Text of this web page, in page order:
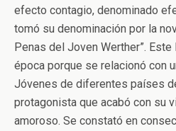
efecto contagio, denominado
tomó su denominación por la
Penas del Joven Werther”.
época porque se relacionó con
Jóvenes de diferentes países
protagonista que acabó con su
amoroso. Se constató en